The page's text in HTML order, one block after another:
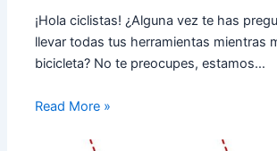
¡Hola ciclistas! ¿Alguna vez te has
llevar todas tus herramientas mientras
bicicleta? No te preocupes, estamos…
Read More »